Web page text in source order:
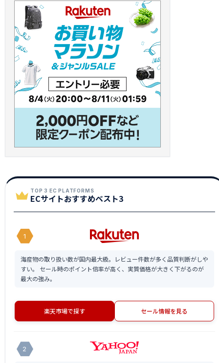
TOP 3 EC PLATFORMS
ECサイトおすすめベスト3
1
海産物の取り扱い数が国内最大級。レビュー件数が多く品質判断がしや
すい。 セール時のポイント倍率が高く、実質価格が大きく下がるのが
最大の強み。
楽天市場で探す セール情報を見る
2